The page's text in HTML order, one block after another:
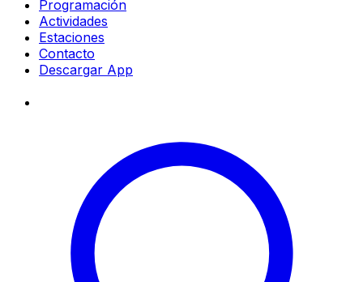
Programación
Actividades
Estaciones
Contacto
Descargar App